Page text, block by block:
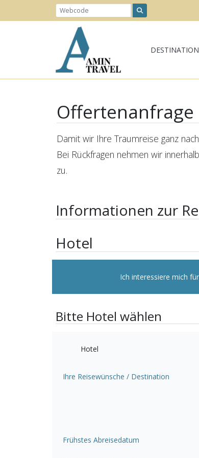
Offertenanfrage
Damit wir Ihre Traumreise ganz
Bei Rückfragen nehmen wir
zu.
Informationen zur
Hotel
Ich interessiere mich
Bitte Hotel wählen
Hotel
Ihre Reisewünsche / Destination
Frühstes Abreisedatum